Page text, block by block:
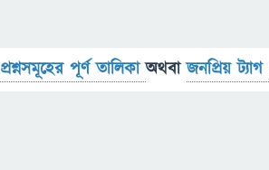
প্রশ্নসমূহের পূর্ণ তালিকাঅথবাজনপ্রিয় ট্যাগ